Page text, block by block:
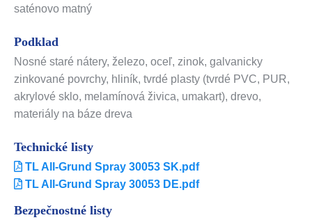
saténovo matný
Podklad
Nosné staré nátery, železo, oceľ, zinok, galvanicky
zinkované povrchy, hliník, tvrdé plasty (tvrdé PVC, PUR,
akrylové sklo, melamínová živica, umakart), drevo,
materiály na báze dreva
Technické listy
TL All-Grund Spray 30053 SK.pdf
TL All-Grund Spray 30053 DE.pdf
Bezpečnostné listy